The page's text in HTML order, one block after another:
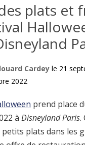
plats et
Cardey le 21
2022
prend place
à Disneyland Paris.
plats dans les